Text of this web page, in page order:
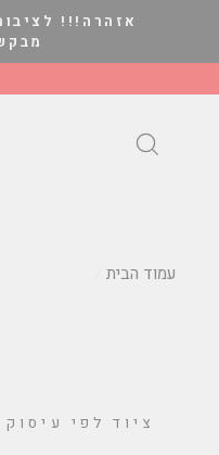
אזהרה!!!
עמוד הבית
ציוד לפי עיסוק